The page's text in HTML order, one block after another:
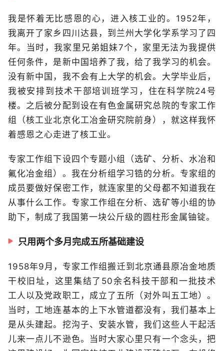
我是怀着无比感恩的心，进入核工业的。1952年，
我离开了家乡四川达县，到兰州大学化学系学习了四
年。当时，我家里兄弟姐妹7个，家里无法为我提供
任何条件，是新中国培养了我，给了我学习的机会。
没有新中国，我不会有上大学的机会。大学毕业后，
我被安排到技术干部培训班学习，住在科学院24号
楼。之后被分配到设在有色金属研究总院的专家工作
组（核工业北京化工冶金研究院前身），就这样我怀
着感恩之心走进了核工业。
专家工作组下设四个专题小组（选矿、分析、水冶和
氟化冶金组）。我在分析组学习锆的分析。专家组的
成员要做好保密工作，就连家里的父母都不知道我在
从事什么工作。专家工作组在分析、选矿等小组的协
助下，制成了我国第一块公斤级的圆柱形金属铀锭。
只用两个多月完成五所基础建设
1958年9月，专家工作组搬迁到北京通县原冶金地质
干校旧址，这里集结了50余名科技干部和一批技术
工人以及党政职工，成立了五所（对外叫五工地）。
当时，工地连基本的上下水管道都没有，我们基本上
是从头建起。挖沟子、安装水管，我们这些人干起活
儿来一点儿不逊色。当时大家心里只有一个念头，把